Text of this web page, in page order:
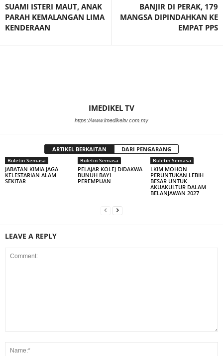
SUAMI ISTERI MAUT, ANAK
PARAH KEMALANGAN LIMA
KENDERAAN
BANJIR DI PERAK, 179
MANGSA DIPINDAHKAN KE
EMPAT PPS
IMEDIKEL TV
https://www.imedikeltv.com.my
ARTIKEL BERKAITAN DARI PENGARANG
Buletin Semasa
JABATAN KIMIA JAGA
KELESTARIAN ALAM
SEKITAR
Buletin Semasa
PELAJAR KOLEJ DIDAKWA
BUNUH BAYI
PEREMPUAN
Buletin Semasa
LKIM MOHON
PERUNTUKAN LEBIH
BESAR UNTUK
AKUAKULTUR DALAM
BELANJAWAN 2027
LEAVE A REPLY